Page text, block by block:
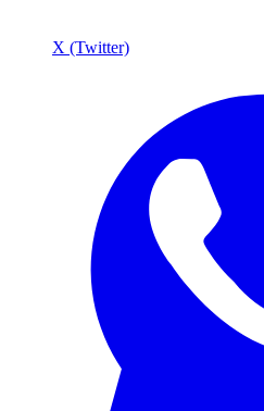
X (Twitter)